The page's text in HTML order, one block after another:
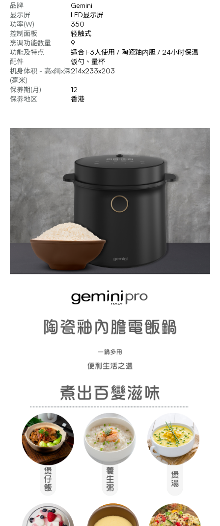
品牌
Gemini
显示屏
LED显示屏
功率(W)
350
控制面板
轻触式
烹调功能数量
9
功能及特点
适合1-3人使用 / 陶瓷釉内胆 / 24小时保温
配件
饭勺、量杯
机身体积 - 高x阔x深
(毫米)
214x233x203
保养期(月)
12
保养地区
香港